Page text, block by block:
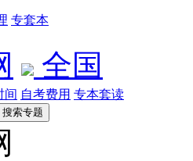
专套本
全国
间 自考费用 专本套读